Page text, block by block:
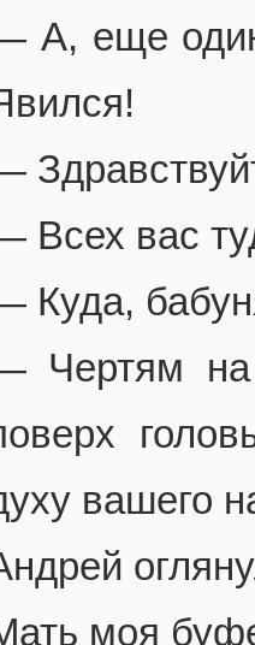
А, еще
Всех вас
Куда,
Чертям на
вашего
моя